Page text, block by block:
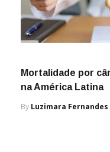
Mortalidade por
na América Latina
By Luzimara Fernandes